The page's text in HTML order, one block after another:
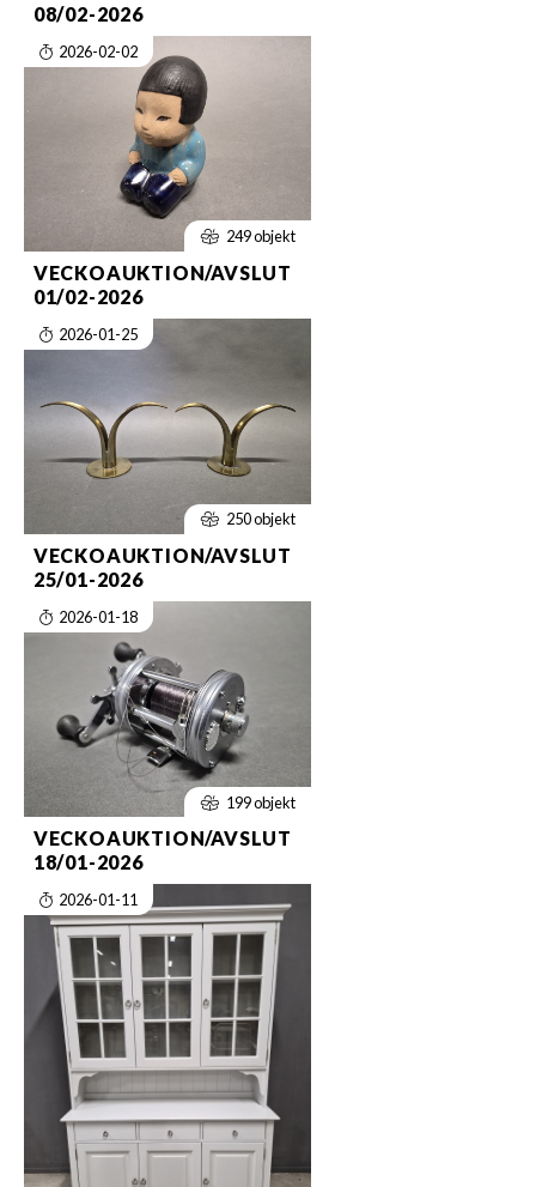
08/02-2026
2026-02-02
249 objekt
VECKOAUKTION/AVSLUT
01/02-2026
2026-01-25
250 objekt
VECKOAUKTION/AVSLUT
25/01-2026
2026-01-18
199 objekt
VECKOAUKTION/AVSLUT
18/01-2026
2026-01-11